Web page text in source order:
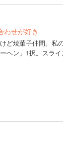
わせが好き
ど焼菓子仲間。私
ヘン」1択。スラ